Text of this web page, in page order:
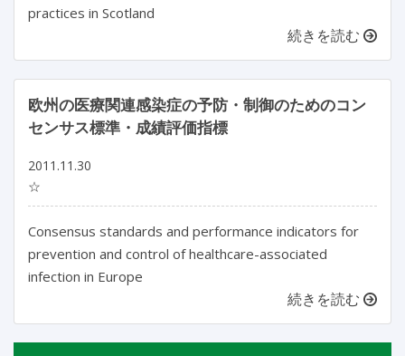
practices in Scotland
続きを読む
欧州の医療関連感染症の予防・制御のためのコン
センサス標準・成績評価指標
2011.11.30
☆
Consensus standards and performance indicators for
prevention and control of healthcare-associated
infection in Europe
続きを読む